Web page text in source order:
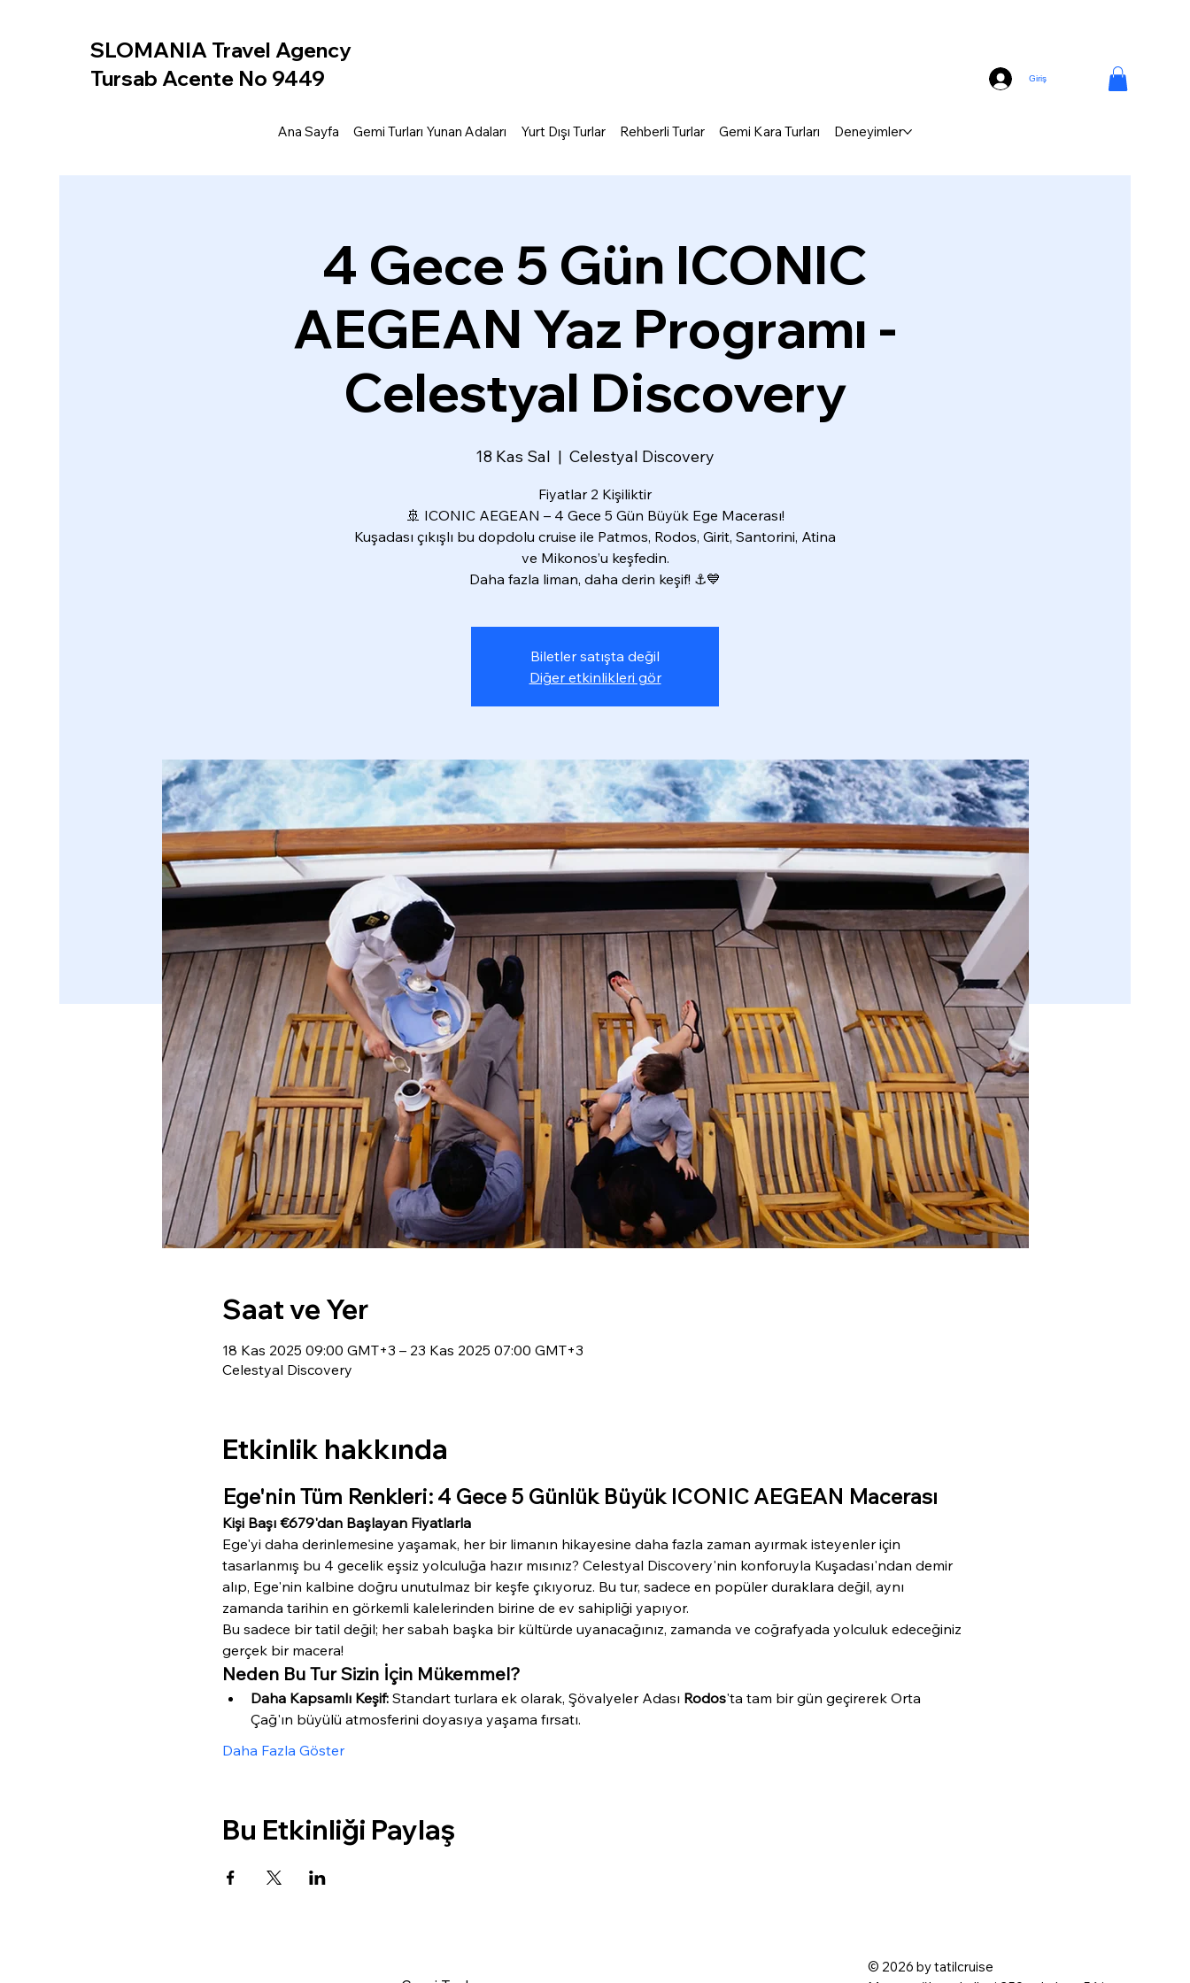
SLOMANIA Travel Agency
Tursab Acente No 9449
Ana Sayfa Gemi Turları Yunan Adaları Yurt Dışı Turlar Rehberli Turlar Gemi Kara Turları Deneyimler
Giriş
4 Gece 5 Gün ICONIC
AEGEAN Yaz Programı -
Celestyal Discovery
18 Kas Sal
  |
Celestyal Discovery
Fiyatlar 2 Kişiliktir
🚢 ICONIC AEGEAN – 4 Gece 5 Gün Büyük Ege Macerası!
Kuşadası çıkışlı bu dopdolu cruise ile Patmos, Rodos, Girit, Santorini, Atina
ve Mikonos’u keşfedin.
Daha fazla liman, daha derin keşif! ⚓💙
Biletler satışta değil
Diğer etkinlikleri gör
Saat ve Yer
18 Kas 2025 09:00 GMT+3 – 23 Kas 2025 07:00 GMT+3
Celestyal Discovery
Etkinlik hakkında
Ege'nin Tüm Renkleri: 4 Gece 5 Günlük Büyük ICONIC AEGEAN Macerası
Kişi Başı €679'dan Başlayan Fiyatlarla
Ege'yi daha derinlemesine yaşamak, her bir limanın hikayesine daha fazla zaman ayırmak isteyenler için
tasarlanmış bu 4 gecelik eşsiz yolculuğa hazır mısınız? Celestyal Discovery'nin konforuyla Kuşadası'ndan demir
alıp, Ege'nin kalbine doğru unutulmaz bir keşfe çıkıyoruz. Bu tur, sadece en popüler duraklara değil, aynı
zamanda tarihin en görkemli kalelerinden birine de ev sahipliği yapıyor.
Bu sadece bir tatil değil; her sabah başka bir kültürde uyanacağınız, zamanda ve coğrafyada yolculuk edeceğiniz
gerçek bir macera!
Neden Bu Tur Sizin İçin Mükemmel?
Daha Kapsamlı Keşif: Standart turlara ek olarak, Şövalyeler Adası Rodos'ta tam bir gün geçirerek Orta
Çağ'ın büyülü atmosferini doyasıya yaşama fırsatı.
Daha Fazla Göster
Bu Etkinliği Paylaş
© 2026 by tatilcruise